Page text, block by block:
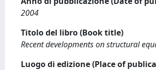
2004
Titolo del libro (Book title)
Recent developments on structural
Luogo di edizione (Place of